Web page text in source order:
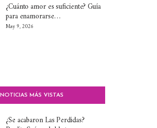
¿Cuánto amor es suficiente? Guía
para enamorarse…
May 9, 2026
NOTICIAS MÁS VISTAS
¿Se acabaron Las Perdidas?